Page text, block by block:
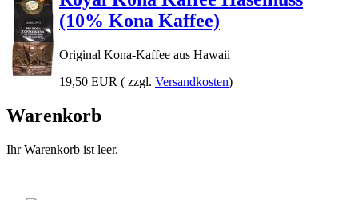
(10% Kona Kaffee)
Original Kona-Kaffee aus Hawaii
19,50 EUR ( zzgl. Versandkosten)
Warenkorb
Ihr Warenkorb ist leer.